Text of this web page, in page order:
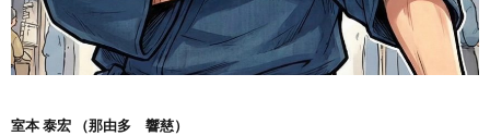
室本 泰宏 （那由多 響慈）